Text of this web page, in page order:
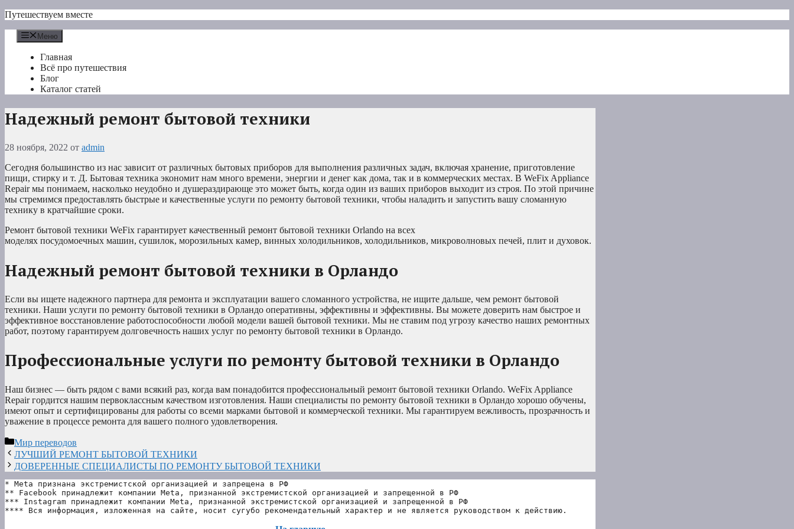
Перейти
содержимому
Путешествуем вместе
Меню
Главная
Всё про путешествия
Блог
Каталог статей
Надежный ремонт бытовой техники
28 ноября, 2022 от admin
Сегодня большинство из нас зависит от различных бытовых приборов для выполнения различных задач, включая хранение, приготовление
пищи, стирку и т. Д. Бытовая техника экономит нам много времени, энергии и денег как дома, так и в коммерческих местах. В WeFix Appliance
Repair мы понимаем, насколько неудобно и душераздирающе это может быть, когда один из ваших приборов выходит из строя. По этой причине
мы стремимся предоставлять быстрые и качественные услуги по ремонту бытовой техники, чтобы наладить и запустить вашу сломанную
технику в кратчайшие сроки.
Ремонт бытовой техники WeFix гарантирует качественный ремонт бытовой техники Orlando на всех
моделях посудомоечных машин, сушилок, морозильных камер, винных холодильников, холодильников, микроволновых печей, плит и духовок.
Надежный ремонт бытовой техники в Орландо
Если вы ищете надежного партнера для ремонта и эксплуатации вашего сломанного устройства, не ищите дальше, чем ремонт бытовой
техники. Наши услуги по ремонту бытовой техники в Орландо оперативны, эффективны и эффективны. Вы можете доверить нам быстрое и
эффективное восстановление работоспособности любой модели вашей бытовой техники. Мы не ставим под угрозу качество наших ремонтных
работ, поэтому гарантируем долговечность наших услуг по ремонту бытовой техники в Орландо.
Профессиональные услуги по ремонту бытовой техники в Орландо
Наш бизнес — быть рядом с вами всякий раз, когда вам понадобится профессиональный ремонт бытовой техники Orlando. WeFix Appliance
Repair гордится нашим первоклассным качеством изготовления. Наши специалисты по ремонту бытовой техники в Орландо хорошо обучены,
имеют опыт и сертифицированы для работы со всеми марками бытовой и коммерческой техники. Мы гарантируем вежливость, прозрачность и
уважение в процессе ремонта для вашего полного удовлетворения.
Рубрики
Мир переводов
ЛУЧШИЙ РЕМОНТ БЫТОВОЙ ТЕХНИКИ
ДОВЕРЕННЫЕ СПЕЦИАЛИСТЫ ПО РЕМОНТУ БЫТОВОЙ ТЕХНИКИ
* Meta признана экстремистской организацией и запрещена в РФ
** Facebook принадлежит компании Meta, признанной экстремистской организацией и запрещенной в РФ
*** Instagram принадлежит компании Meta, признанной экстремистской организацией и запрещенной в РФ
**** Вся информация, изложенная на сайте, носит сугубо рекомендательный характер и не является руководством к действию.